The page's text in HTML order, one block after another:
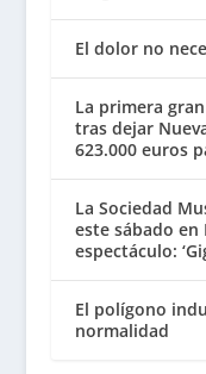
El dolor no
La primera
tras dejar
623.000 euros
La Sociedad
este sábado en
espectáculo:
El polígono
normalidad